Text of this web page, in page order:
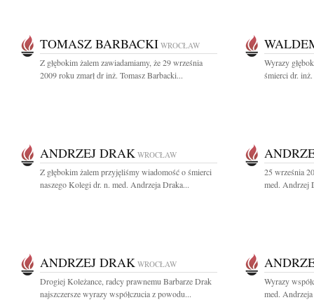
TOMASZ BARBACKI WROCŁAW
Z głębokim żalem zawiadamiamy, że 29 września
2009 roku zmarł dr inż. Tomasz Barbacki...
Wyrazy
śmierci dr. inż.
ANDRZEJ DRAK WROCŁAW
Z głębokim żalem przyjęliśmy wiadomość o śmierci
naszego Kolegi dr. n. med. Andrzeja Draka...
25 września
med. Andrzej
ANDRZEJ DRAK WROCŁAW
Drogiej Koleżance, radcy prawnemu Barbarze Drak
najszczersze wyrazy współczucia z powodu...
Wyrazy
med.